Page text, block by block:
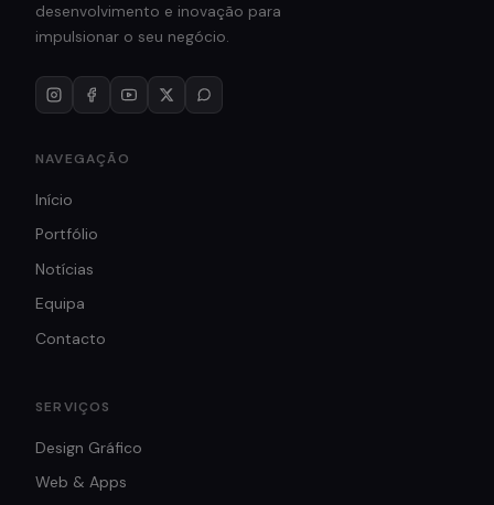
desenvolvimento e inovação para
impulsionar o seu negócio.
NAVEGAÇÃO
Início
Portfólio
Notícias
Equipa
Contacto
SERVIÇOS
Design Gráfico
Web & Apps